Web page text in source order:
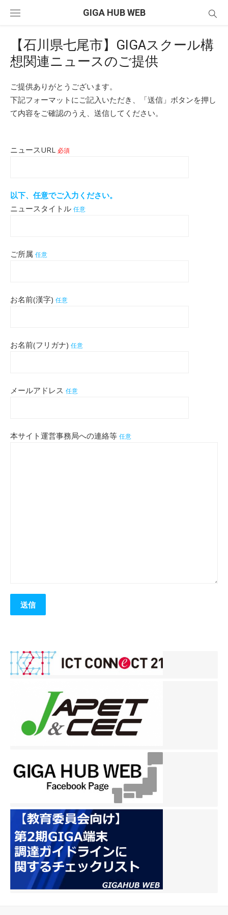
GIGA HUB WEB
【石川県七尾市】GIGAスクール構
想関連ニュースのご提供
ご提供ありがとうございます。
下記フォーマットにご記入いただき、「送信」ボタンを押し
て内容をご確認のうえ、送信してください。
ニュースURL 必須
以下、任意でご入力ください。
ニュースタイトル 任意
ご所属 任意
お名前(漢字) 任意
お名前(フリガナ) 任意
メールアドレス 任意
本サイト運営事務局への連絡等 任意